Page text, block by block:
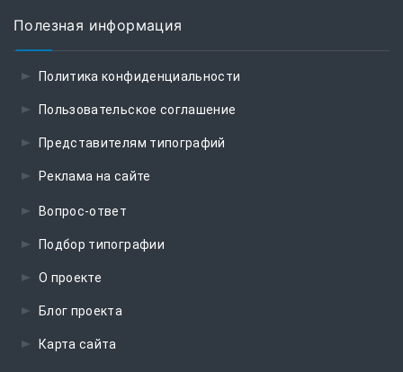
Полезная информация
Политика конфиденциальности
Пользовательское соглашение
Представителям типографий
Реклама на сайте
Вопрос-ответ
Подбор типографии
О проекте
Блог проекта
Карта сайта